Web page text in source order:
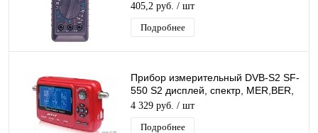
405,2 руб. / шт
Подробнее
Прибор измерительный DVB-S2 SF-
550 S2 дисплей, спектр, MER,BER,
S/N, уровень, транспондер,
4 329 руб. / шт
Подробнее